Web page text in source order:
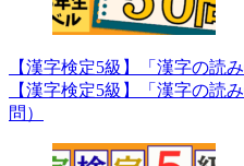
【漢字検定5級】「漢字の読
【漢字検定5級】「漢字の読
問）